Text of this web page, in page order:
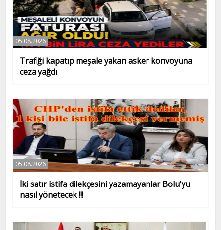
05.08.2026
Trafiği kapatıp meşale yakan asker konvoyuna
ceza yağdı
05.08.2026
İki satır istifa dilekçesini yazamayanlar Bolu'yu
nasıl yönetecek !!!